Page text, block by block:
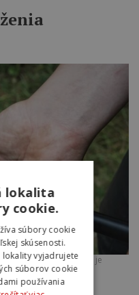
častí odpruženia, je
parametrov.
lokalita
cookie.
súbory cookie
skúsenosti.
lokality vyjadrujete
súborov cookie
používania